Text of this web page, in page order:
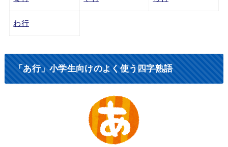
わ行
「あ行」小学生向けのよく使う四字熟語